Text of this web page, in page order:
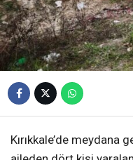
Kırıkkale’de meydana